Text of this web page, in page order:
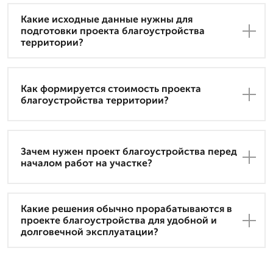
Какие исходные данные нужны для
подготовки проекта благоустройства
территории?
Как формируется стоимость проекта
благоустройства территории?
Зачем нужен проект благоустройства перед
началом работ на участке?
Какие решения обычно прорабатываются в
проекте благоустройства для удобной и
долговечной эксплуатации?